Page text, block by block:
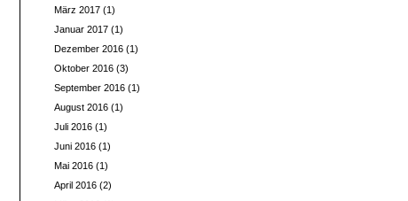
März 2017(1)
Januar 2017(1)
Dezember 2016(1)
Oktober 2016(3)
September 2016(1)
August 2016(1)
Juli 2016(1)
Juni 2016(1)
Mai 2016(1)
April 2016(2)